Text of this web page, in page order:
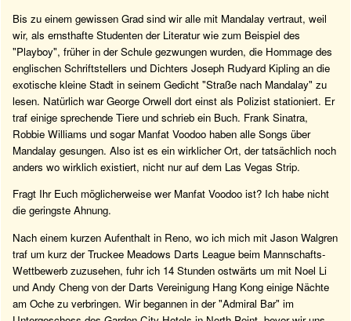
Bis zu einem gewissen Grad sind wir alle mit Mandalay vertraut, weil
wir, als ernsthafte Studenten der Literatur wie zum Beispiel des
"Playboy", früher in der Schule gezwungen wurden, die Hommage des
englischen Schriftstellers und Dichters Joseph Rudyard Kipling an die
exotische kleine Stadt in seinem Gedicht "Straße nach Mandalay" zu
lesen. Natürlich war George Orwell dort einst als Polizist stationiert. Er
traf einige sprechende Tiere und schrieb ein Buch. Frank Sinatra,
Robbie Williams und sogar Manfat Voodoo haben alle Songs über
Mandalay gesungen. Also ist es ein wirklicher Ort, der tatsächlich noch
anders wo wirklich existiert, nicht nur auf dem Las Vegas Strip.
Fragt Ihr Euch möglicherweise wer Manfat Voodoo ist? Ich habe nicht
die geringste Ahnung.
Nach einem kurzen Aufenthalt in Reno, wo ich mich mit Jason Walgren
traf um kurz der Truckee Meadows Darts League beim Mannschafts-
Wettbewerb zuzusehen, fuhr ich 14 Stunden ostwärts um mit Noel Li
und Andy Cheng von der Darts Vereinigung Hang Kong einige Nächte
am Oche zu verbringen. Wir begannen in der "Admiral Bar" im